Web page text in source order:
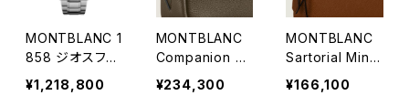
MONTBLANC 1
858 ジオスフェ
ール ゼロオキシ
ジェン ザ 8000
¥1,218,800
MONTBLANC
Companion Cr
oss Body Bag
¥234,300
MONTBLANC
Sartorial Mini
Cross Body B
¥166,100